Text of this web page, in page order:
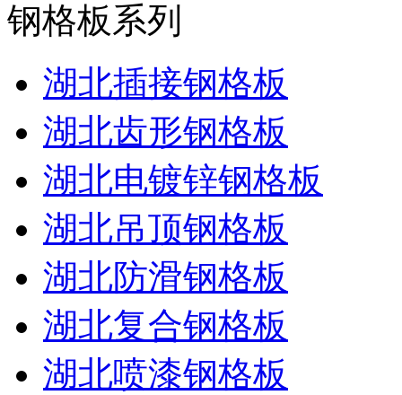
钢格板系列
湖北插接钢格板
湖北齿形钢格板
湖北电镀锌钢格板
湖北吊顶钢格板
湖北防滑钢格板
湖北复合钢格板
湖北喷漆钢格板